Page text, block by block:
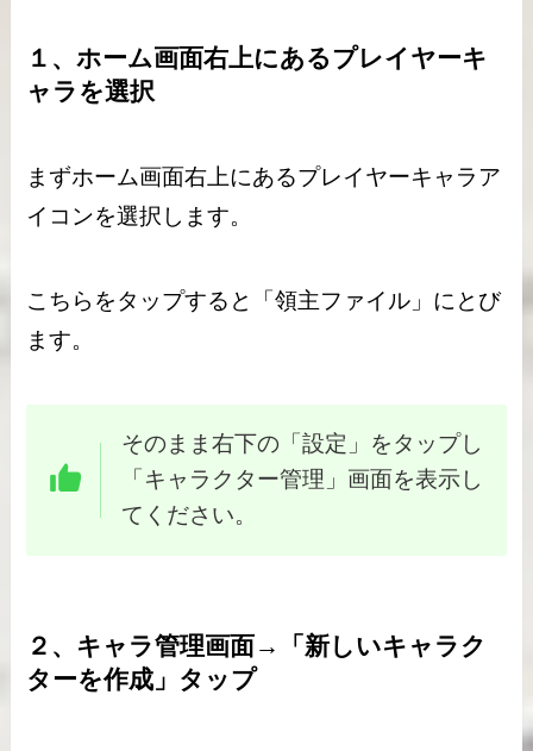
１、ホーム画面右上にあるプレイヤーキ
ャラを選択
まずホーム画面右上にあるプレイヤーキャラア
イコンを選択します。
こちらをタップすると「領主ファイル」にとび
ます。
そのまま右下の「設定」をタップし
「キャラクター管理」画面を表示し
てください。
２、キャラ管理画面→「新しいキャラク
ターを作成」タップ